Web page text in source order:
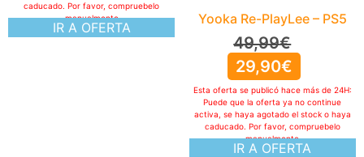
IR A OFERTA
caducado. Por favor, compruebelo
manualmente
Yooka Re-PlayLee – PS5
49,99€
29,90€
IR A OFERTA
Esta oferta se publicó hace más de 24H:
Puede que la oferta ya no continue
activa, se haya agotado el stock o haya
caducado. Por favor, compruebelo
manualmente